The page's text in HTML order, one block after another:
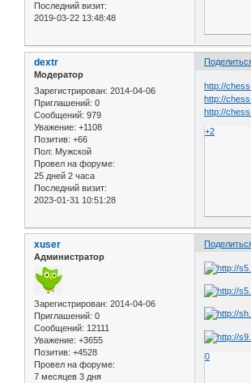
Последний визит:
2019-03-22 13:48:48
dextr
Модератор
Зарегистрирован: 2014-04-06
Приглашений: 0
Сообщений: 979
Уважение: +1108
Позитив: +66
Пол: Мужской
Провел на форуме:
25 дней 2 часа
Последний визит:
2023-01-31 10:51:28
http://
http://
http://
+2
xuser
Администратор
Зарегистрирован: 2014-04-06
Приглашений: 0
Сообщений: 12111
Уважение: +3655
Позитив: +4528
Провел на форуме:
7 месяцев 3 дня
0